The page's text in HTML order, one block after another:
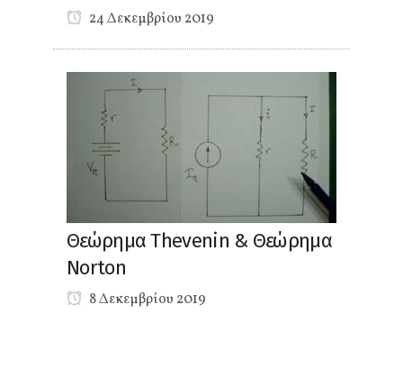
24 Δεκεμβρίου 2019
Θεώρημα Thevenin & Θεώρημα
Norton
8 Δεκεμβρίου 2019